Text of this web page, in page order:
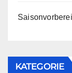
KATEGORIE